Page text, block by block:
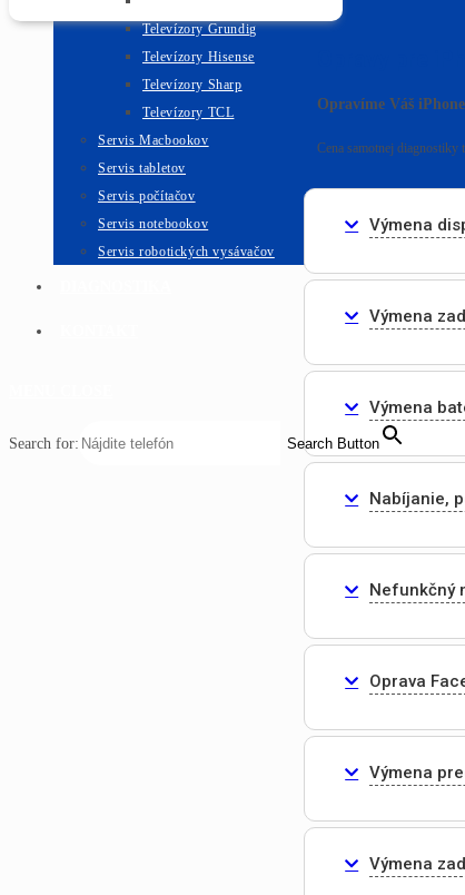
Televízory Grundig
Televízory Hisense
Televízory Sharp
Televízory TCL
Servis Macbookov
Servis tabletov
Servis počítačov
Servis notebookov
Servis robotických vysávačov
Search for: Search Button
Opravíme Váš
Cena samotnej diagnostiky
Výmena
Výmena
Výmena
Nabíjanie,
Nefunkčný
Oprava
Výmena
Výmena